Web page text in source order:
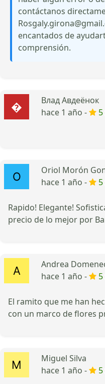
contáctanos
encantados de
comprensión.
Влад Авдеёнок
hace 1 año -
Oriol Morón
hace 1 año -
Rapido! Elegante!
precio de lo mejor por
Andrea
hace 1 año -
El ramito que me han
con un marco de flores
Miguel Silva
hace 1 año -